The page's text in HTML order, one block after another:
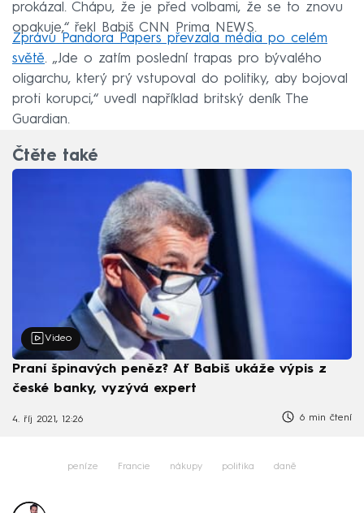
prokázal. Chápu, že je před volbami, že se to znovu
opakuje,“ řekl Babiš CNN Prima NEWS.
Zprávu Pandora Papers převzala média po celém
světě. „Jde o zatím poslední trapas pro bývalého
oligarchu, který prý vstupoval do politiky, aby bojoval
proti korupci,“ uvedl například britský deník The
Guardian.
Čtěte také
Video
Praní špinavých peněz? Ať Babiš ukáže výpis z
české banky, vyzývá expert
4. říj 2021, 12:26 6 min čtení
peníze Francie nákupy politika daně